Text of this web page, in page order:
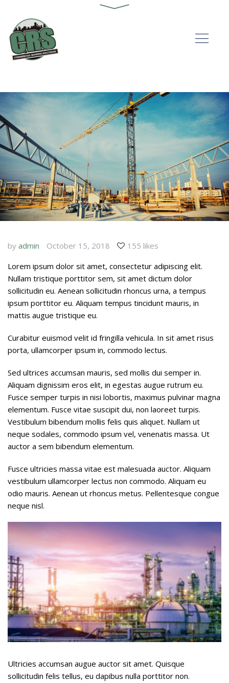
by admin October 15, 2018
155 likes
Lorem ipsum dolor sit amet, consectetur adipiscing elit.
Nullam tristique porttitor sem, sit amet dictum dolor
sollicitudin eu. Aenean sollicitudin rhoncus urna, a tempus
ipsum porttitor eu. Aliquam tempus tincidunt mauris, in
mattis augue tristique eu.
Curabitur euismod velit id fringilla vehicula. In sit amet risus
porta, ullamcorper ipsum in, commodo lectus.
Sed ultrices accumsan mauris, sed mollis dui semper in.
Aliquam dignissim eros elit, in egestas augue rutrum eu.
Fusce semper turpis in nisi lobortis, maximus pulvinar magna
elementum. Fusce vitae suscipit dui, non laoreet turpis.
Vestibulum bibendum mollis felis quis aliquet. Nullam ut
neque sodales, commodo ipsum vel, venenatis massa. Ut
auctor a sem bibendum elementum.
Fusce ultricies massa vitae est malesuada auctor. Aliquam
vestibulum ullamcorper lectus non commodo. Aliquam eu
odio mauris. Aenean ut rhoncus metus. Pellentesque congue
neque nisl.
Ultricies accumsan augue auctor sit amet. Quisque
sollicitudin felis tellus, eu dapibus nulla porttitor non.